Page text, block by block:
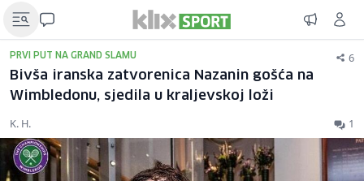
PRVI PUT NA GRAND SLAMU 6
Bivša iranska zatvorenica Nazanin gošća na
Wimbledonu, sjedila u kraljevskoj loži
K. H. 1